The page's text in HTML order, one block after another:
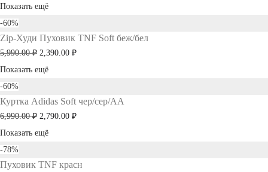
цена
9,190.00 ₽.
Показать ещё
-60%
Zip-Худи Пуховик TNF Soft беж/бел
5,990.00₽ Первоначальная
цена
5,990.00 ₽.
2,390.00 ₽Текущая
Показать ещё
-60%
Куртка Adidas Soft чер/сер/AA
6,990.00₽ Первоначальная
цена
6,990.00 ₽.
2,790.00 ₽Текущая
Показать ещё
-78%
Пуховик TNF красн